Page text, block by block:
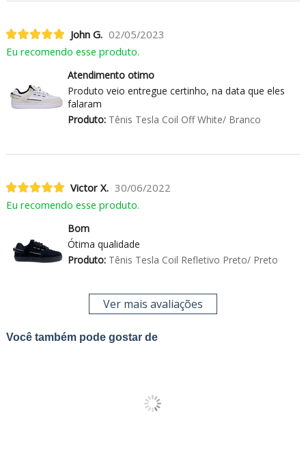
John G. 02/05/2023
Eu recomendo esse produto.
Atendimento otimo
Produto veio entregue certinho, na data que eles
falaram
Produto:Tênis Tesla Coil Off White/ Branco
Victor X. 30/06/2022
Eu recomendo esse produto.
Bom
Ótima qualidade
Produto:Tênis Tesla Coil Refletivo Preto/ Preto
Ver mais avaliações
Você também pode gostar de